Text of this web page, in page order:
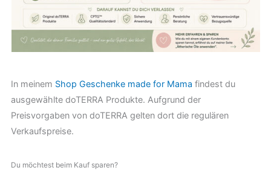
In meinem Shop Geschenke made for Mama findest du
ausgewählte doTERRA Produkte. Aufgrund der
Preisvorgaben von doTERRA gelten dort die regulären
Verkaufspreise.
Du möchtest beim Kauf sparen?